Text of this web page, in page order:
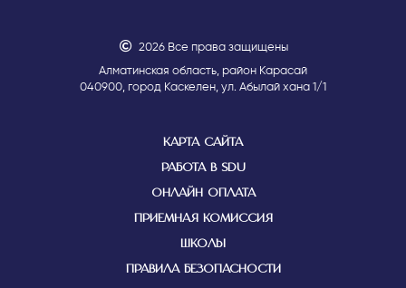
2026 Все права защищены
Алматинская область, район Карасай
040900, город Каскелен, ул. Абылай хана 1/1
КАРТА САЙТА
РАБОТА В SDU
ОНЛАЙН ОПЛАТА
ПРИЕМНАЯ КОМИССИЯ
ШКОЛЫ
ПРАВИЛА БЕЗОПАСНОСТИ